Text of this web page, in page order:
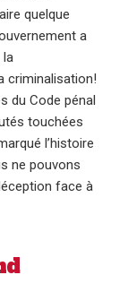
quelque
a
la
criminalisation!
du Code pénal
touchées
l’histoire
ne pouvons
face à